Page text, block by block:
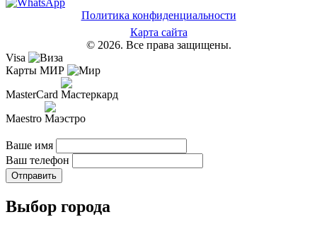
Политика конфиденциальности
Карта сайта
© 2026. Все права защищены.
Visa
Карты МИР
MasterCard
Maestro
Ваше имя
Ваш телефон
Отправить
Выбор города